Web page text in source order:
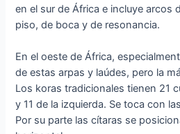
en el sur de África e incluye arcos
piso, de boca y de resonancia.
En el oeste de África,
de estas arpas y laúdes, pero la
Los koras tradicionales tienen 21
y 11 de la izquierda. Se toca con
Por su parte las cítaras se